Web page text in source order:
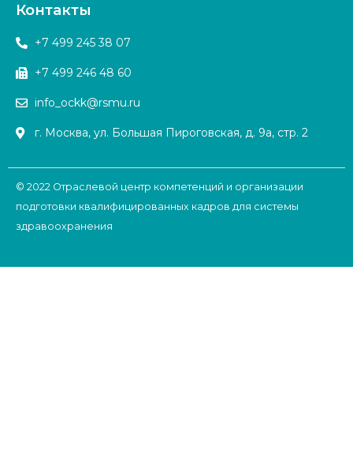
Контакты
+7 499 245 38 07
+7 499 246 48 60
info_ockk@rsmu.ru
г. Москва, ул. Большая Пироговская, д. 9а, стр. 2
© 2022 Отраслевой центр компетенций и организации
подготовки квалифицированных кадров для системы
здравоохранения